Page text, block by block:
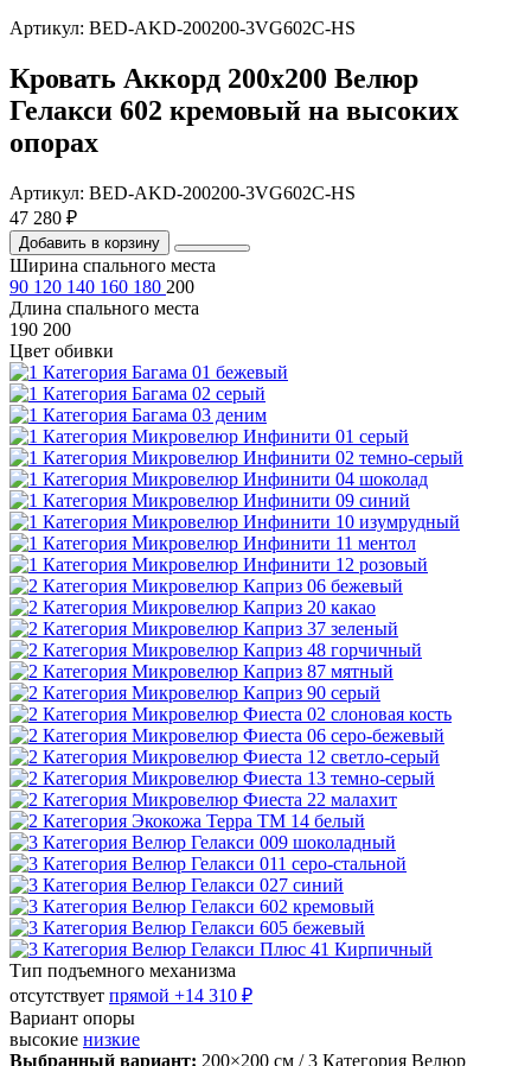
Артикул: BED-AKD-200200-3VG602C-HS
Кровать Аккорд 200х200 Велюр
Гелакси 602 кремовый на высоких
опорах
Артикул: BED-AKD-200200-3VG602C-HS
47 280 ₽
Добавить в корзину
Ширина спального места
90 120 140 160 180 200
Длина спального места
190 200
Цвет обивки
Тип подъемного механизма
отсутствует прямой +14 310 ₽
Вариант опоры
высокие низкие
Выбранный вариант: 200×200 см / 3 Категория Велюр